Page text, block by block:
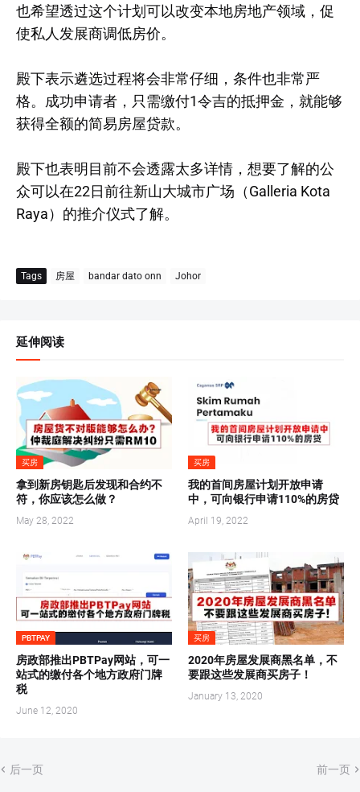
也希望透过这个计划可以改变本地房地产领域，促
使私人发展商调低房价。
殿下表示遴选过程将会非常仔细，条件也非常严
格。成功申请者，只需缴付1令吉的抵押金，就能够
获得全额的简易房屋贷款。
殿下也表明目前不会透露太多详情，想要了解的公
众可以在22日前往新山大城市广场（Galleria Kota
Raya）的推介仪式了解。
Tags 房屋 bandar dato onn Johor
延伸阅读
买房
拿到新房钥匙后发现和合约不
符，你应该怎么做？
May 28, 2022
买房
我的首间房屋计划开放申请
中，可向银行申请110%的房贷
April 19, 2022
PBTPAY
房政部推出PBTPay网站，可一
站式的缴付各个地方政府门牌
税
June 12, 2020
买房
2020年房屋发展商黑名单，不
要跟这些发展商买房子！
January 13, 2020
后一页 前一页